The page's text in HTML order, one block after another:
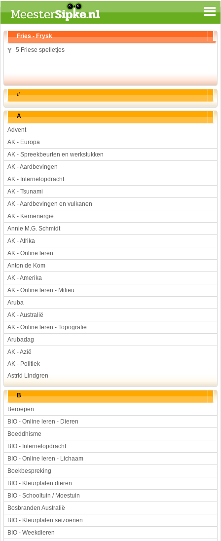
Spelen en leren
Aardrijkskunde
Geloof
Geschiedenis
Internetopdrachten
Kinder-/Jeugdboeken
Kunst en Cultuur
Muziek
Rekenen
Sport
Taal en lezen
Techniek
Verkeer
Werkstuk en spreekbeurt
Aarde en heelal
Beroep, hobby, sport
Dieren
Geloven en vieren
Hulp aan mensen
Kunst en muziek
Landbouw, veeteelt, visserij
Landen en volken
Lichaam en gezondheid
Natuur en milieu
Personen
Verkeer en vervoer
Vroeger
Wetenschap en techniek
Fries - Frysk
5 Friese spelletjes
#
A
Advent
AK - Europa
AK - Spreekbeurten en werkstukken
AK - Aardbevingen
AK - Internetopdracht
AK - Tsunami
AK - Aardbevingen en vulkanen
AK - Kernenergie
Annie M.G. Schmidt
AK - Afrika
AK - Online leren
Anton de Kom
AK - Amerika
AK - Online leren - Milieu
Aruba
AK - Australië
AK - Online leren - Topografie
Arubadag
AK - Azië
AK - Politiek
Astrid Lindgren
B
Beroepen
BIO - Online leren - Dieren
Boeddhisme
BIO - Internetopdracht
BIO - Online leren - Lichaam
Boekbespreking
BIO - Kleurplaten dieren
BIO - Schooltuin / Moestuin
Bosbranden Australië
BIO - Kleurplaten seizoenen
BIO - Weekdieren